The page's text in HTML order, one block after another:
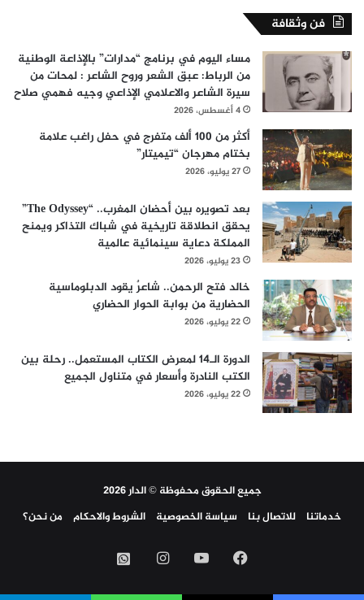
فن وثقافة
مساء اليوم في برنامج “مدارات” بالإذاعة الوطنية
من الرباط: عبق الشعر وروح الشاعر : لمحات من
سيرة الشاعر والاعلامي الإذاعي وجيه فهمي صلاح
4 أغسطس، 2026
أكثر من 100 ألف متفرج في حفل راغب علامة
بختام مهرجان “تيميتار”
27 يوليو، 2026
بعد تصويره بين أحضان المغرب.. “The Odyssey”
يحقق انطلاقة تاريخية في شباك التذاكر ويمنح
المملكة دعاية سينمائية عالمية
23 يوليو، 2026
خالد فتح الرحمن.. شاعرٌ يقود الدبلوماسية
الحضارية من بوابة الحوار الحضاري
22 يوليو، 2026
الدورة الـ14 لمعرض الكتاب المستعمل.. رحلة بين
الكتب النادرة وأسعار في متناول الجميع
22 يوليو، 2026
جميع الحقوق محفوظة © الدار 2026
خدماتنا
للاتصال بنا سياسة الخصوصية الشروط والاحكام من نحن؟
فيسبوك‫YouTubeانستقرامواتساب